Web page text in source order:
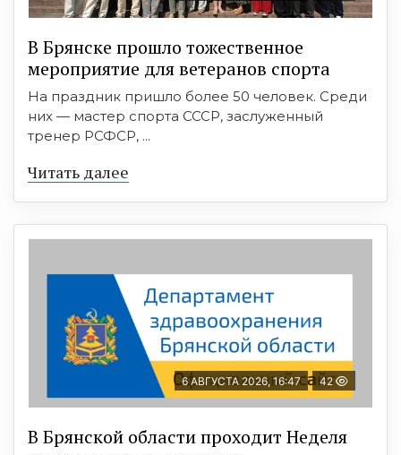
В Брянске прошло тожественное
мероприятие для ветеранов спорта
На праздник пришло более 50 человек. Среди
них — мастер спорта СССР, заслуженный
тренер РСФСР, ...
Читать далее
6 АВГУСТА 2026, 16:47 42
В Брянской области проходит Неделя